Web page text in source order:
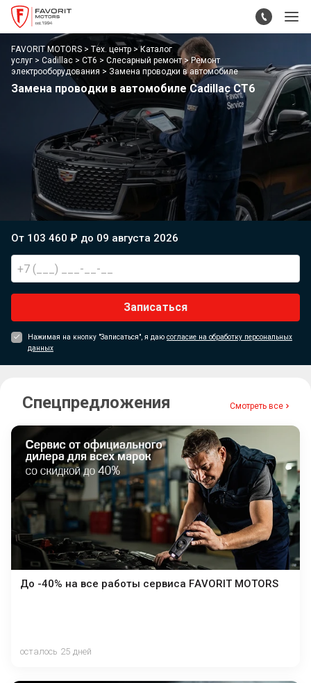
FAVORIT MOTORS Тех. центр
Каталог
услуг
Cadillac CT6 Слесарный ремонт
Ремонт
электрооборудования
Замена проводки в автомобиле
Замена проводки в автомобиле Cadillac CT6
От 103 460 ₽ до 09 августа 2026
Записаться
Нажимая на кнопку "Записаться", я даю согласие на обработку персональных
данных
Спецпредложения Смотреть все
До -40% на все работы сервиса FAVORIT MOTORS
осталось 25 дней